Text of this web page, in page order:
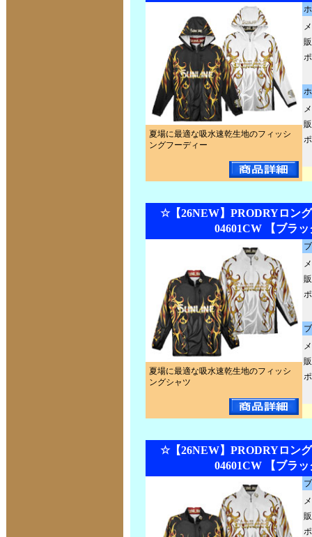
夏場に最適な吸水速乾生地のフィッシ
ングフーディー
☆【26NEW】PRODRYロン
04601CW 【ブラッ
夏場に最適な吸水速乾生地のフィッシ
ングシャツ
☆【26NEW】PRODRYロン
04601CW 【ブラッ